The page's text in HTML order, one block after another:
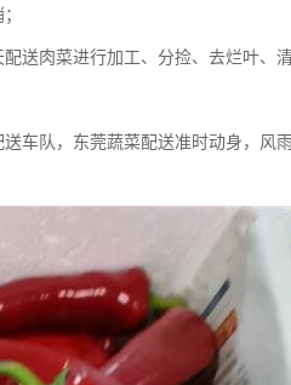
送肉菜进行加工、分捡、去烂叶、
车队，东莞蔬菜配送准时动身，风雨